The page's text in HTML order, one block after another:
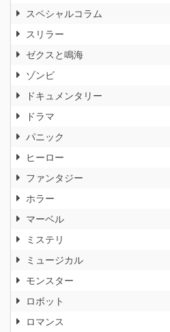
スペシャルコラム
スリラー
ゼクスと鳴海
ゾンビ
ドキュメンタリー
ドラマ
パニック
ヒーロー
ファンタジー
ホラー
マーベル
ミステリ
ミュージカル
モンスター
ロボット
ロマンス